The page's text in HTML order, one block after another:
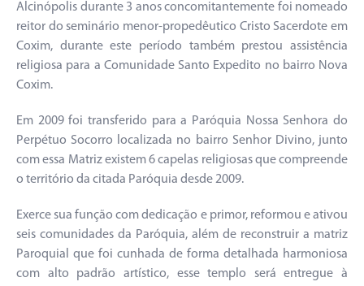
Alcinópolis durante 3 anos concomitantemente foi nomeado
reitor do seminário menor-propedêutico Cristo Sacerdote em
Coxim, durante este período também prestou assistência
religiosa para a Comunidade Santo Expedito no bairro Nova
Coxim.
Em 2009 foi transferido para a Paróquia Nossa Senhora do
Perpétuo Socorro localizada no bairro Senhor Divino, junto
com essa Matriz existem 6 capelas religiosas que compreende
o território da citada Paróquia desde 2009.
Exerce sua função com dedicação e primor, reformou e ativou
seis comunidades da Paróquia, além de reconstruir a matriz
Paroquial que foi cunhada de forma detalhada harmoniosa
com alto padrão artístico, esse templo será entregue à